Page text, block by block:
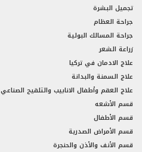
تجميل البشرة
جراحة العظام
جراحة المسالك البولية
زراعة الشعر
علاج الادمان في تركيا
علاج السمنة والبدانة
علاج العقم وأطفال الانابيب والتلقيح الصناعي
قسم الأشعه
قسم الأطفال
قسم الأمراض الصدرية
قسم الأنف والأذن والحنجرة